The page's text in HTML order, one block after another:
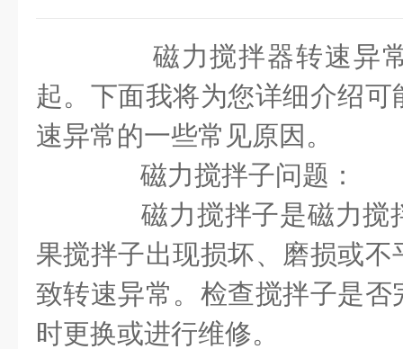
磁力搅拌器转速异常
起。下面我将为您详细介绍可
速异常的一些常见原因。
磁力搅拌子问题：
磁力搅拌子是磁力搅
果搅拌子出现损坏、磨损或
致转速异常。检查搅拌子是
时更换或进行维修。